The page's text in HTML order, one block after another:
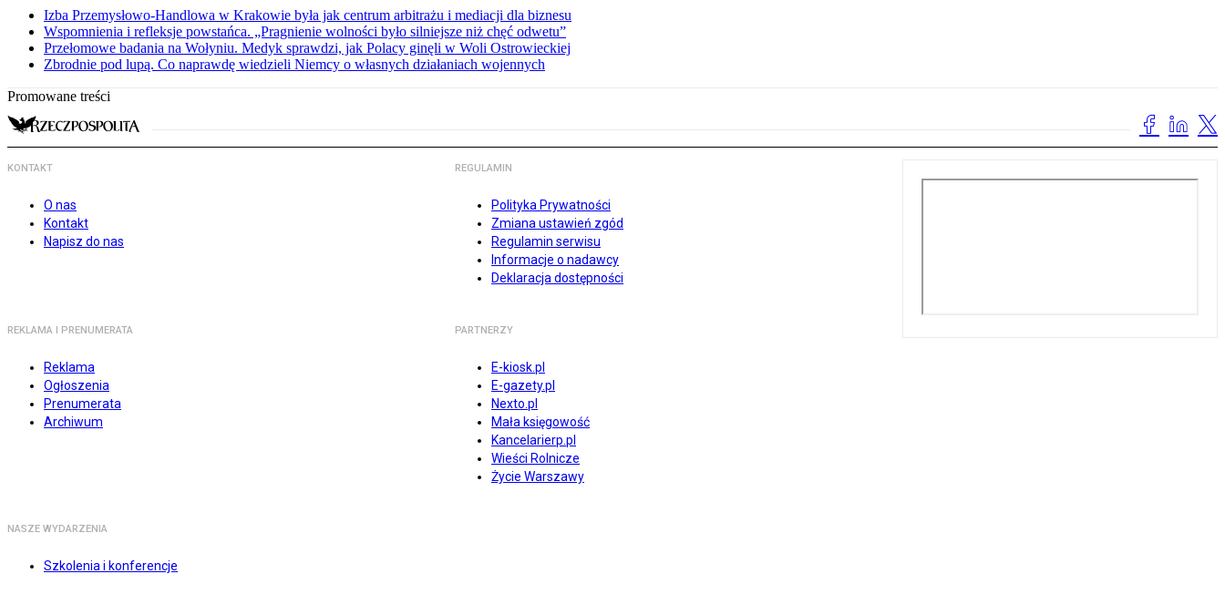
Izba Przemysłowo-Handlowa w Krakowie była jak centrum arbitrażu i mediacji dla biznesu
Wspomnienia i refleksje powstańca. „Pragnienie wolności było silniejsze niż chęć odwetu”
Przełomowe badania na Wołyniu. Medyk sprawdzi, jak Polacy ginęli w Woli Ostrowieckiej
Zbrodnie pod lupą. Co naprawdę wiedzieli Niemcy o własnych działaniach wojennych
Promowane treści
KONTAKT
O nas
Kontakt
Napisz do nas
REGULAMIN
Polityka Prywatności
Zmiana ustawień zgód
Regulamin serwisu
Informacje o nadawcy
Deklaracja dostępności
REKLAMA I PRENUMERATA
Reklama
Ogłoszenia
Prenumerata
Archiwum
PARTNERZY
E-kiosk.pl
E-gazety.pl
Nexto.pl
Mała księgowość
Kancelarierp.pl
Wieści Rolnicze
Życie Warszawy
NASZE WYDARZENIA
Szkolenia i konferencje